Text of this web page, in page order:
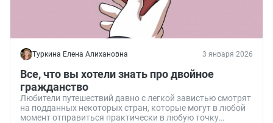
Туркина Елена Алихановна 3 января 2026
Все, что вы хотели знать про двойное
гражданство
Любители путешествий давно с легкой завистью смотрят
на подданных некоторых стран, которые могут в любой
момент отправиться практически в любую точку